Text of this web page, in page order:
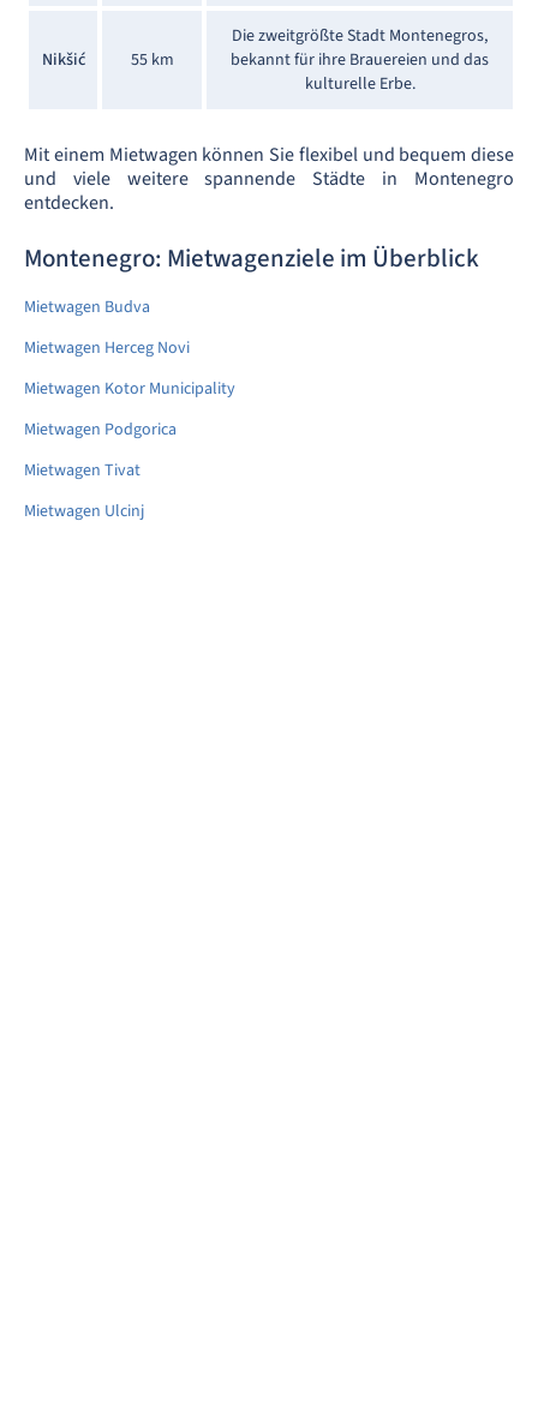
Nikšić 55 km
Die zweitgrößte Stadt Montenegros,
bekannt für ihre Brauereien und das
kulturelle Erbe.
Mit einem Mietwagen können Sie flexibel und bequem diese
und viele weitere spannende Städte in Montenegro
entdecken.
Montenegro: Mietwagenziele im Überblick
Mietwagen Budva
Mietwagen Herceg Novi
Mietwagen Kotor Municipality
Mietwagen Podgorica
Mietwagen Tivat
Mietwagen Ulcinj